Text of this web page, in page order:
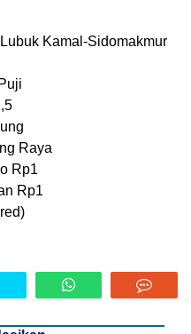
Kamal-Sidomakmur
Raya
Rp1
Rp1